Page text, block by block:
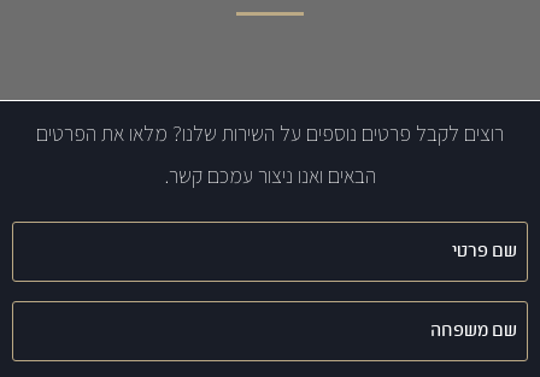
רוצים לקבל פרטים נוספים על השירות שלנו? מלאו את הפרטים
הבאים ואנו ניצור עמכם קשר.
שם
פרטי
שם
משפחה